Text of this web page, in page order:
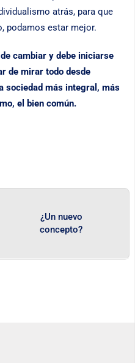
atrás, para que
podamos estar mejor.
cambiar y debe iniciarse
de mirar todo desde
sociedad más integral, más
el bien común.
¿Un nuevo
concepto?